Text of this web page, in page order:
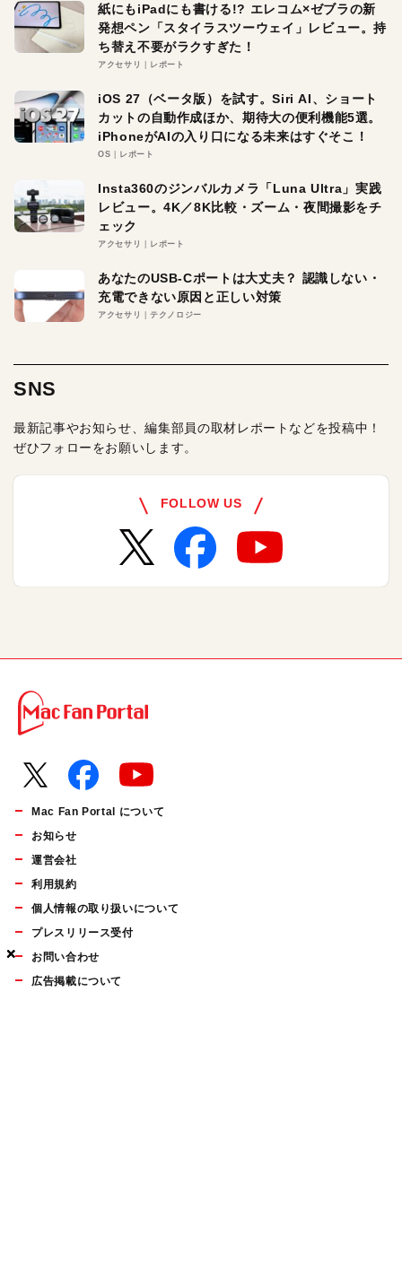
×
×
×
紙にもiPadにも書ける!? エレコム×ゼブラの新
発想ペン「スタイラスツーウェイ」レビュー。持
ち替え不要がラクすぎた！
アクセサリ レポート
iOS 27（ベータ版）を試す。Siri AI、ショート
カットの自動作成ほか、期待大の便利機能5選。
iPhoneがAIの入り口になる未来はすぐそこ！
OS レポート
Insta360のジンバルカメラ「Luna Ultra」実践
レビュー。4K／8K比較・ズーム・夜間撮影をチ
ェック
アクセサリ レポート
あなたのUSB-Cポートは大丈夫？ 認識しない・
充電できない原因と正しい対策
アクセサリ テクノロジー
SNS
最新記事やお知らせ、編集部員の取材レポートなどを投稿中！
ぜひフォローをお願いします。
FOLLOW US
Mac Fan Portal について
お知らせ
運営会社
利用規約
個人情報の取り扱いについて
プレスリリース受付
お問い合わせ
広告掲載について